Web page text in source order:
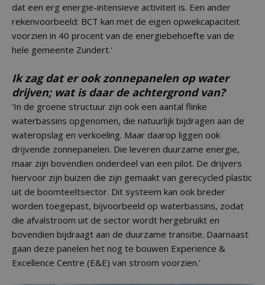
dat een erg energie-intensieve activiteit is. Een ander
rekenvoorbeeld: BCT kan met de eigen opwekcapaciteit
voorzien in 40 procent van de energiebehoefte van de
hele gemeente Zundert.'
Ik zag dat er ook zonnepanelen op water
drijven; wat is daar de achtergrond van?
'In de groene structuur zijn ook een aantal flinke
waterbassins opgenomen, die natuurlijk bijdragen aan de
wateropslag en verkoeling. Maar daarop liggen ook
drijvende zonnepanelen. Die leveren duurzame energie,
maar zijn bovendien onderdeel van een pilot. De drijvers
hiervoor zijn buizen die zijn gemaakt van gerecycled plastic
uit de boomteeltsector. Dit systeem kan ook breder
worden toegepast, bijvoorbeeld op waterbassins, zodat
die afvalstroom uit de sector wordt hergebruikt en
bovendien bijdraagt aan de duurzame transitie. Daarnaast
gaan deze panelen het nog te bouwen Experience &
Excellence Centre (E&E) van stroom voorzien.'